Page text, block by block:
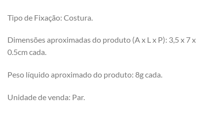
Tipo de Fixação: Costura.
Dimensões aproximadas do produto (A x L x P): 3,5 x 7 x
0.5cm cada.
Peso líquido aproximado do produto: 8g cada.
Unidade de venda: Par.